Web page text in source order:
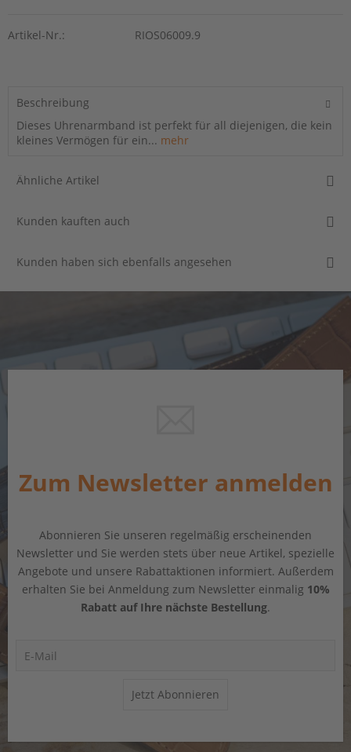
Artikel-Nr.: RIOS06009.9
Beschreibung
Dieses Uhrenarmband ist perfekt für all diejenigen, die kein
kleines Vermögen für ein... mehr
Ähnliche Artikel
Kunden kauften auch
Kunden haben sich ebenfalls angesehen
Zum Newsletter anmelden
Abonnieren Sie unseren regelmäßig erscheinenden
Newsletter und Sie werden stets über neue Artikel, spezielle
Angebote und unsere Rabattaktionen informiert. Außerdem
erhalten Sie bei Anmeldung zum Newsletter einmalig 10%
Rabatt auf Ihre nächste Bestellung.
Jetzt Abonnieren